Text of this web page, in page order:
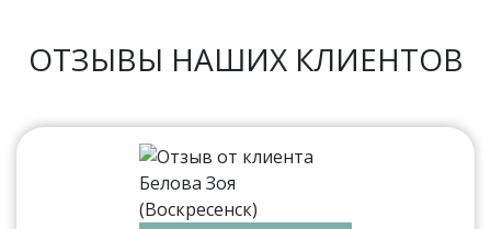
ОТЗЫВЫ НАШИХ КЛИЕНТОВ